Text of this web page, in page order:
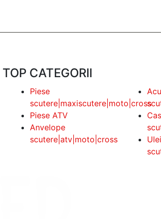
TOP CATEGORII
Piese
scutere|maxiscutere|moto|cross
Piese ATV
Anvelope
scutere|atv|moto|cross
Ulei